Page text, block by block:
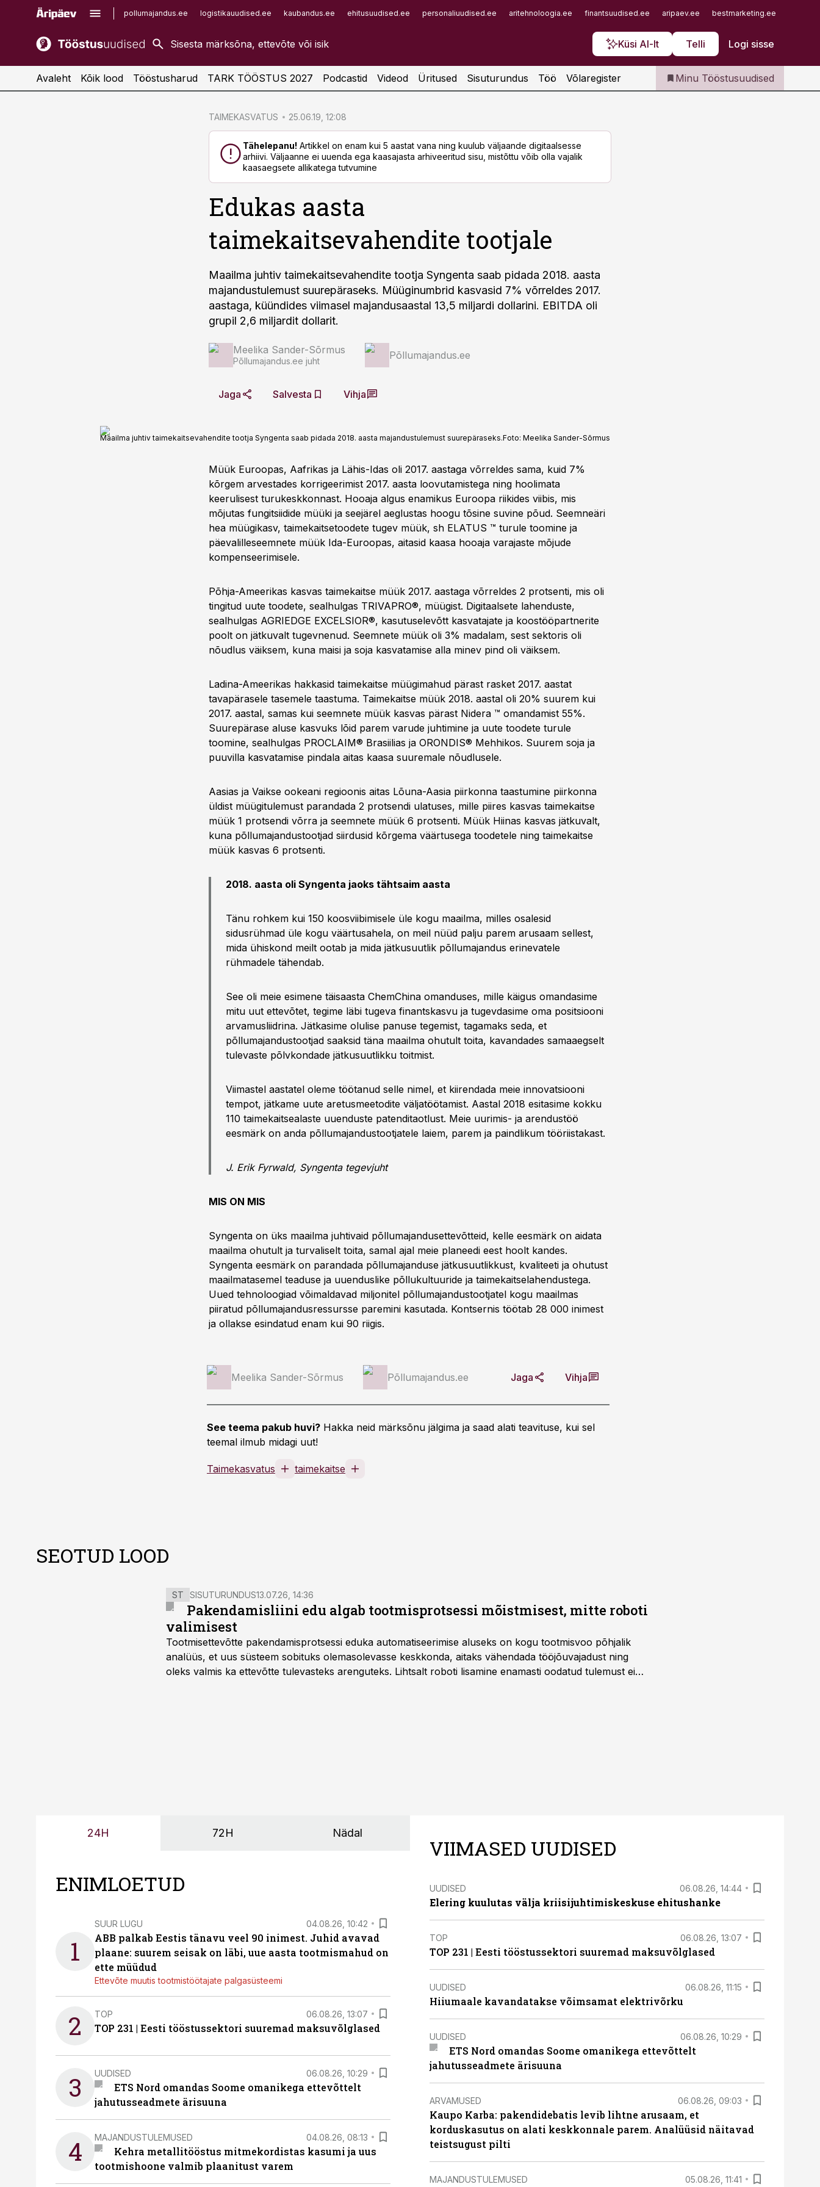
pollumajandus.ee logistikauudised.ee kaubandus.ee ehitusuudised.ee personaliuudised.ee aritehnoloogia.ee finantsuudised.ee aripaev.ee bestmarketing.ee
Küsi AI-lt Telli Logi sisse
kaubandus.ee
kinnisvarauudised.ee
imelineajalugu.ee
Infopank
Iseteenindus
Telli Tööstusuudised
Avaleht Kõik lood Tööstusharud TARK TÖÖSTUS 2027 Podcastid Videod Üritused Sisuturundus Töö Võlaregister Minu Tööstusuudised
TAIMEKASVATUS 25.06.19, 12:08
Tähelepanu! Artikkel on enam kui 5 aastat vana ning kuulub väljaande digitaalsesse
arhiivi. Väljaanne ei uuenda ega kaasajasta arhiveeritud sisu, mistõttu võib olla vajalik
kaasaegsete allikatega tutvumine
Edukas aasta
taimekaitsevahendite tootjale
Maailma juhtiv taimekaitsevahendite tootja Syngenta saab pidada 2018. aasta
majandustulemust suurepäraseks. Müüginumbrid kasvasid 7% võrreldes 2017.
aastaga, küündides viimasel majandusaastal 13,5 miljardi dollarini. EBITDA oli
grupil 2,6 miljardit dollarit.
Meelika Sander-Sõrmus
Põllumajandus.ee juht Põllumajandus.ee
Jaga Salvesta Vihja
Maailma juhtiv taimekaitsevahendite tootja Syngenta saab pidada 2018. aasta majandustulemust suurepäraseks.Foto: Meelika Sander-Sõrmus
Müük Euroopas, Aafrikas ja Lähis-Idas oli 2017. aastaga võrreldes sama, kuid 7%
kõrgem arvestades korrigeerimist 2017. aasta loovutamistega ning hoolimata
keerulisest turukeskkonnast. Hooaja algus enamikus Euroopa riikides viibis, mis
mõjutas fungitsiidide müüki ja seejärel aeglustas hoogu tõsine suvine põud. Seemneäri
hea müügikasv, taimekaitsetoodete tugev müük, sh ELATUS ™ turule toomine ja
päevalilleseemnete müük Ida-Euroopas, aitasid kaasa hooaja varajaste mõjude
kompenseerimisele.
Põhja-Ameerikas kasvas taimekaitse müük 2017. aastaga võrreldes 2 protsenti, mis oli
tingitud uute toodete, sealhulgas TRIVAPRO®, müügist. Digitaalsete lahenduste,
sealhulgas AGRIEDGE EXCELSIOR®, kasutuselevõtt kasvatajate ja koostööpartnerite
poolt on jätkuvalt tugevnenud. Seemnete müük oli 3% madalam, sest sektoris oli
nõudlus väiksem, kuna maisi ja soja kasvatamise alla minev pind oli väiksem.
Ladina-Ameerikas hakkasid taimekaitse müügimahud pärast rasket 2017. aastat
tavapärasele tasemele taastuma. Taimekaitse müük 2018. aastal oli 20% suurem kui
2017. aastal, samas kui seemnete müük kasvas pärast Nidera ™ omandamist 55%.
Suurepärase aluse kasvuks lõid parem varude juhtimine ja uute toodete turule
toomine, sealhulgas PROCLAIM® Brasiilias ja ORONDIS® Mehhikos. Suurem soja ja
puuvilla kasvatamise pindala aitas kaasa suuremale nõudlusele.
Aasias ja Vaikse ookeani regioonis aitas Lõuna-Aasia piirkonna taastumine piirkonna
üldist müügitulemust parandada 2 protsendi ulatuses, mille piires kasvas taimekaitse
müük 1 protsendi võrra ja seemnete müük 6 protsenti. Müük Hiinas kasvas jätkuvalt,
kuna põllumajandustootjad siirdusid kõrgema väärtusega toodetele ning taimekaitse
müük kasvas 6 protsenti.
2018. aasta oli Syngenta jaoks tähtsaim aasta
Tänu rohkem kui 150 koosviibimisele üle kogu maailma, milles osalesid
sidusrühmad üle kogu väärtusahela, on meil nüüd palju parem arusaam sellest,
mida ühiskond meilt ootab ja mida jätkusuutlik põllumajandus erinevatele
rühmadele tähendab.
See oli meie esimene täisaasta ChemChina omanduses, mille käigus omandasime
mitu uut ettevõtet, tegime läbi tugeva finantskasvu ja tugevdasime oma positsiooni
arvamusliidrina. Jätkasime olulise panuse tegemist, tagamaks seda, et
põllumajandustootjad saaksid täna maailma ohutult toita, kavandades samaaegselt
tulevaste põlvkondade jätkusuutlikku toitmist.
Viimastel aastatel oleme töötanud selle nimel, et kiirendada meie innovatsiooni
tempot, jätkame uute aretusmeetodite väljatöötamist. Aastal 2018 esitasime kokku
110 taimekaitsealaste uuenduste patenditaotlust. Meie uurimis- ja arendustöö
eesmärk on anda põllumajandustootjatele laiem, parem ja paindlikum tööriistakast.
J. Erik Fyrwald, Syngenta tegevjuht
MIS ON MIS
Syngenta on üks maailma juhtivaid põllumajandusettevõtteid, kelle eesmärk on aidata
maailma ohutult ja turvaliselt toita, samal ajal meie planeedi eest hoolt kandes.
Syngenta eesmärk on parandada põllumajanduse jätkusuutlikkust, kvaliteeti ja ohutust
maailmatasemel teaduse ja uuenduslike põllukultuuride ja taimekaitselahendustega.
Uued tehnoloogiad võimaldavad miljonitel põllumajandustootjatel kogu maailmas
piiratud põllumajandusressursse paremini kasutada. Kontsernis töötab 28 000 inimest
ja ollakse esindatud enam kui 90 riigis.
Meelika Sander-Sõrmus Põllumajandus.ee Jaga Vihja
See teema pakub huvi? Hakka neid märksõnu jälgima ja saad alati teavituse, kui sel
teemal ilmub midagi uut!
Taimekasvatus taimekaitse
SEOTUD LOOD
ST SISUTURUNDUS13.07.26, 14:36
Pakendamisliini edu algab tootmisprotsessi mõistmisest, mitte roboti
valimisest
Tootmisettevõtte pakendamisprotsessi eduka automatiseerimise aluseks on kogu tootmisvoo põhjalik
analüüs, et uus süsteem sobituks olemasolevasse keskkonda, aitaks vähendada tööjõuvajadust ning
oleks valmis ka ettevõtte tulevasteks arenguteks. Lihtsalt roboti lisamine enamasti oodatud tulemust ei
24H 72H Nädal
ENIMLOETUD
1
SUUR LUGU 04.08.26, 10:42
ABB palkab Eestis tänavu veel 90 inimest. Juhid avavad
plaane: suurem seisak on läbi, uue aasta tootmismahud on
ette müüdud
Ettevõte muutis tootmistöötajate palgasüsteemi
2 TOP 06.08.26, 13:07
TOP 231 | Eesti tööstussektori suuremad maksuvõlglased
3 UUDISED 06.08.26, 10:29
ETS Nord omandas Soome omanikega ettevõttelt
jahutusseadmete ärisuuna
4 MAJANDUSTULEMUSED 04.08.26, 08:13
Kehra metallitööstus mitmekordistas kasumi ja uus
tootmishoone valmib plaanitust varem
VIIMASED UUDISED
UUDISED 06.08.26, 14:44
Elering kuulutas välja kriisijuhtimiskeskuse ehitushanke
TOP 06.08.26, 13:07
TOP 231 | Eesti tööstussektori suuremad maksuvõlglased
UUDISED 06.08.26, 11:15
Hiiumaale kavandatakse võimsamat elektrivõrku
UUDISED 06.08.26, 10:29
ETS Nord omandas Soome omanikega ettevõttelt
jahutusseadmete ärisuuna
ARVAMUSED 06.08.26, 09:03
Kaupo Karba: pakendidebatis levib lihtne arusaam, et
korduskasutus on alati keskkonnale parem. Analüüsid näitavad
teistsugust pilti
MAJANDUSTULEMUSED 05.08.26, 11:41